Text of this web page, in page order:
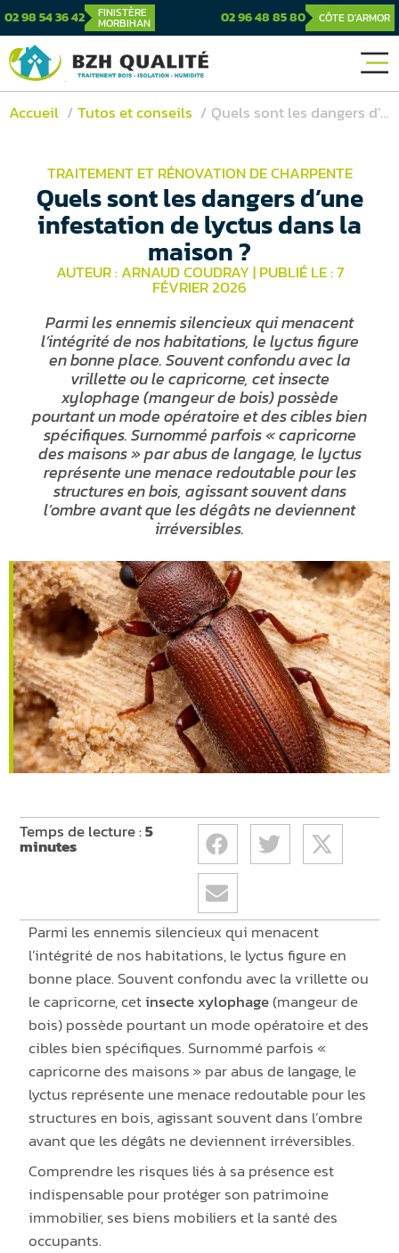
02 98 54 36 42 FINISTÈRE
MORBIHAN 02 96 48 85 80 CÔTE D'ARMOR
Accueil Tutos et conseils Quels sont les dangers d’une infestation de lyctus dans la maison ?
TRAITEMENT ET RÉNOVATION DE CHARPENTE
Quels sont les dangers d’une
infestation de lyctus dans la
maison ?
AUTEUR : ARNAUD COUDRAY|PUBLIÉ LE : 7
FÉVRIER 2026
Parmi les ennemis silencieux qui menacent
l’intégrité de nos habitations, le lyctus figure
en bonne place. Souvent confondu avec la
vrillette ou le capricorne, cet insecte
xylophage (mangeur de bois) possède
pourtant un mode opératoire et des cibles bien
spécifiques. Surnommé parfois « capricorne
des maisons » par abus de langage, le lyctus
représente une menace redoutable pour les
structures en bois, agissant souvent dans
l’ombre avant que les dégâts ne deviennent
irréversibles.
Temps de lecture :5
minutes
Parmi les ennemis silencieux qui menacent
l’intégrité de nos habitations, le lyctus figure en
bonne place. Souvent confondu avec la vrillette ou
le capricorne, cetinsecte xylophage(mangeur de
bois) possède pourtant un mode opératoire et des
cibles bien spécifiques. Surnommé parfois «
capricorne des maisons » par abus de langage, le
lyctus représente une menace redoutable pour les
structures en bois, agissant souvent dans l’ombre
avant que les dégâts ne deviennent irréversibles.
Comprendre les risques liés à sa présence est
indispensable pour protéger son patrimoine
immobilier, ses biens mobiliers et la santé des
occupants.